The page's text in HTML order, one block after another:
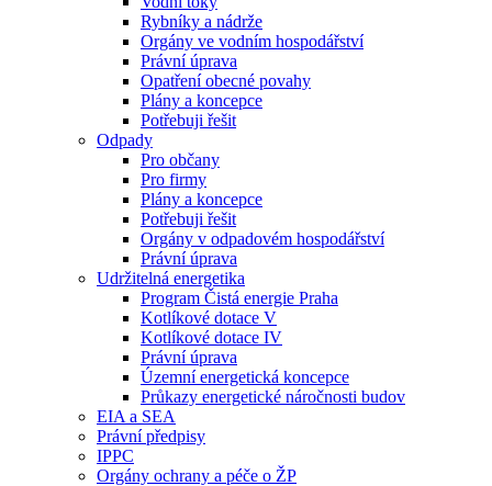
Rybníky a nádrže
Orgány ve vodním hospodářství
Právní úprava
Opatření obecné povahy
Plány a koncepce
Potřebuji řešit
Odpady
Pro občany
Pro firmy
Plány a koncepce
Potřebuji řešit
Orgány v odpadovém hospodářství
Právní úprava
Udržitelná energetika
Program Čistá energie Praha
Kotlíkové dotace V
Kotlíkové dotace IV
Právní úprava
Územní energetická koncepce
Průkazy energetické náročnosti budov
EIA a SEA
Právní předpisy
IPPC
Orgány ochrany a péče o ŽP